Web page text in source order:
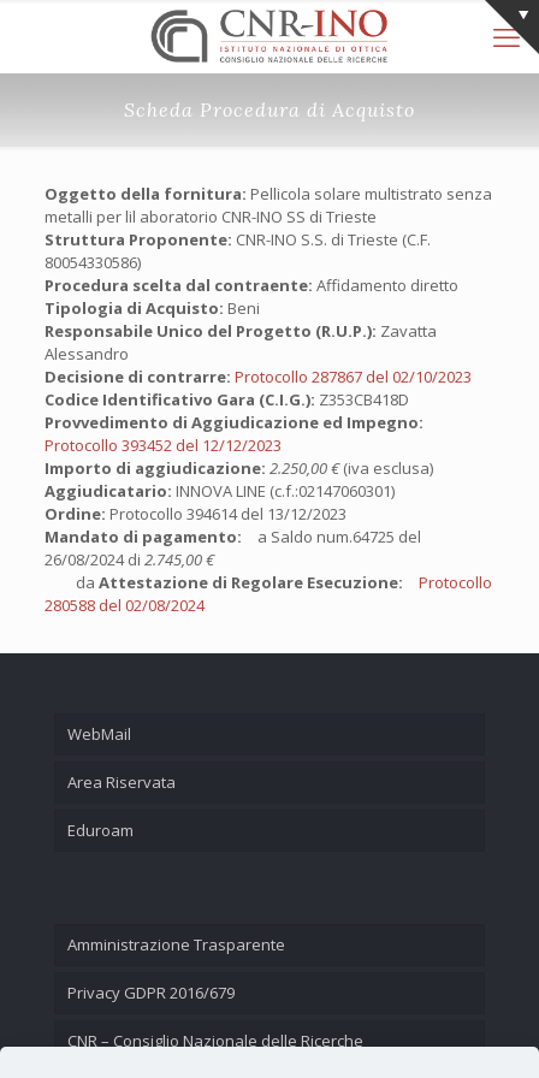
Scheda Procedura di Acquisto
Oggetto della fornitura: Pellicola solare multistrato senza
metalli per lil aboratorio CNR-INO SS di Trieste
Struttura Proponente: CNR-INO S.S. di Trieste (C.F.
80054330586)
Procedura scelta dal contraente: Affidamento diretto
Tipologia di Acquisto: Beni
Responsabile Unico del Progetto (R.U.P.): Zavatta
Alessandro
Decisione di contrarre: Protocollo 287867 del 02/10/2023
Codice Identificativo Gara (C.I.G.): Z353CB418D
Provvedimento di Aggiudicazione ed Impegno:
Protocollo 393452 del 12/12/2023
Importo di aggiudicazione: 2.250,00 €(iva esclusa)
Aggiudicatario: INNOVA LINE (c.f.:02147060301)
Ordine: Protocollo 394614 del 13/12/2023
Mandato di pagamento: a Saldo num.64725 del
26/08/2024 di 2.745,00 €
da Attestazione di Regolare Esecuzione:
Protocollo
280588 del 02/08/2024
WebMail
Area Riservata
Eduroam
Amministrazione Trasparente
Privacy GDPR 2016/679
CNR – Consiglio Nazionale delle Ricerche